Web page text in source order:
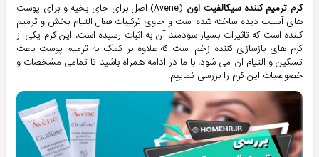
کرم ترميم کننده سیکالفیت اون
(Avene) اصل برای جای بخیه و برای پوست
های آسیب دیده ساخته شده است و حاوی ترکیبات فعال التیام بخش و ترمیم
کننده است که تاثیرات بسیار سودمند آن به اثبات رسیده است. این کرم یکی از
کرم های بازسازی کننده زخم است که علاوه بر کمک به ترمیم پوست باعث
تسکین و التیام ان می شود. با ما در ادامه همراه باشید تا تمامی مشخصات و
خصوصیات این کرم را بررسی نماییم.